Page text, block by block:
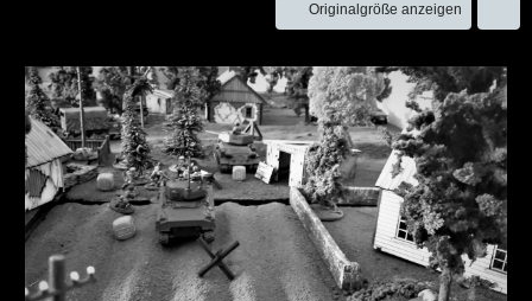
Originalgröße anzeigen